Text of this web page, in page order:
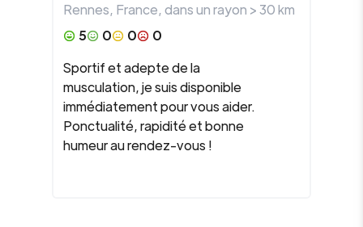
Rennes, France, dans un rayon >30km
5
0 0
0
Sportif et adepte de la
musculation, je suis disponible
immédiatement pour vous aider.
Ponctualité, rapidité et bonne
humeur au rendez-vous !